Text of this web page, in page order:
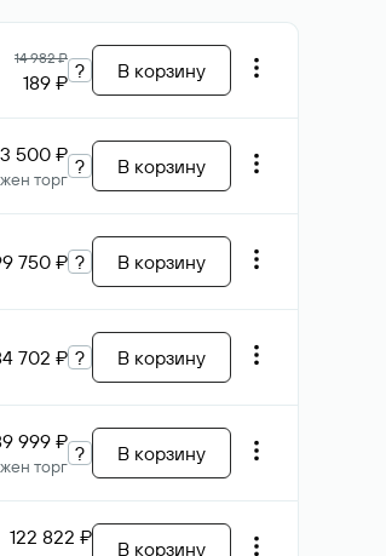
14 982 ₽
189 ₽ ? В корзину
500 ₽
торг
? В корзину
750 ₽ ? В корзину
702 ₽ ? В корзину
999 ₽
торг
? В корзину
122 822 ₽ В корзину